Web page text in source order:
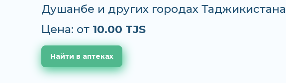
Душанбе и других городах Таджикистана
Цена: от 10.00 TJS
Найти в аптеках